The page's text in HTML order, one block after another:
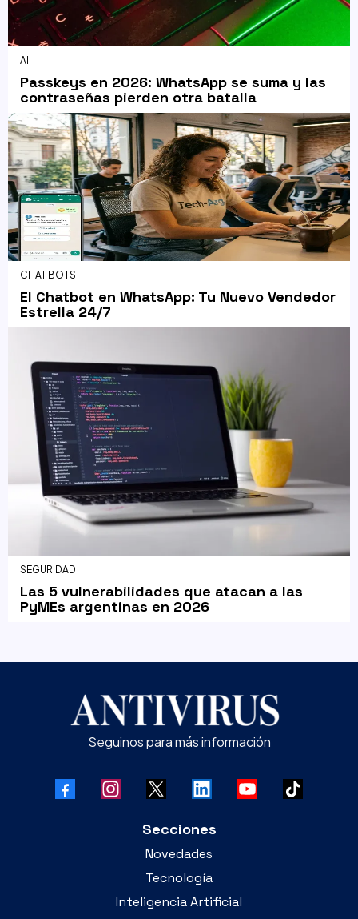
AI
Passkeys en 2026: WhatsApp se suma y las
contraseñas pierden otra batalla
CHAT BOTS
El Chatbot en WhatsApp: Tu Nuevo Vendedor
Estrella 24/7
SEGURIDAD
Las 5 vulnerabilidades que atacan a las
PyMEs argentinas en 2026
Seguinos para más información
Secciones
Novedades
Tecnología
Inteligencia Artificial